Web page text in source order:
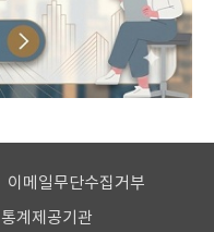
이메일무단수집거부
통계제공기관